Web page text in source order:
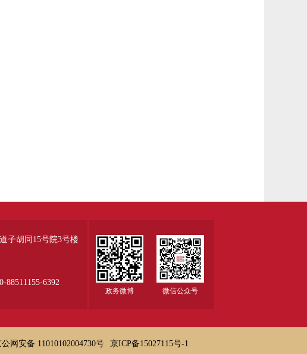
子胡同15号院3号楼
88511155-6392
政务微博 微信公众号
网安备 11010102004730号 京ICP备15027115号-1